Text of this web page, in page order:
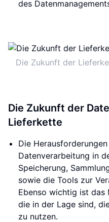
des
Die Zukunft der
Die Zukunft der
Lieferkette
Die
Datenverarbeitung in
Speicherung,
sowie die Tools zur
Ebenso wichtig ist das
die in der Lage sind,
zu nutzen.